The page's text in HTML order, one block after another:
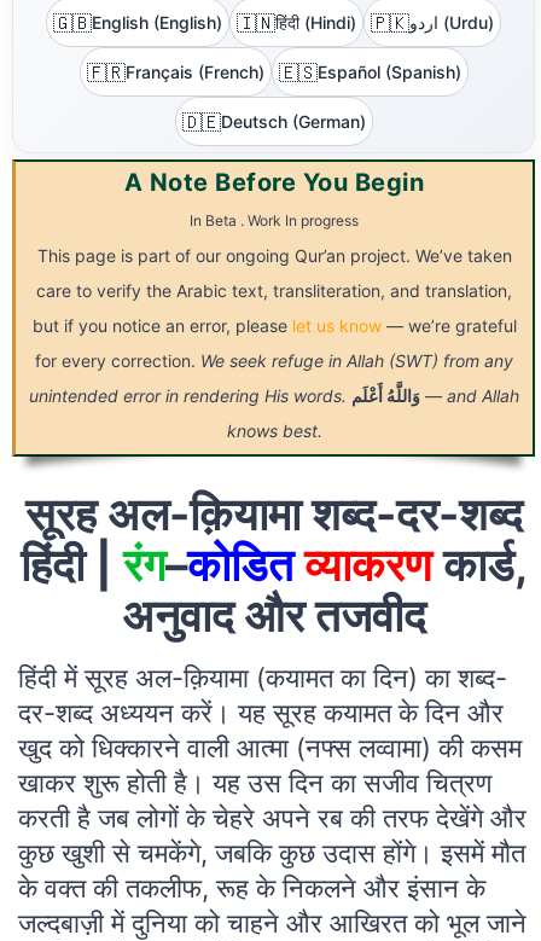
🇬🇧English (English) 🇮🇳हिंदी (Hindi) 🇵🇰 اردو (Urdu)
🇫🇷Français (French) 🇪🇸Español (Spanish)
🇩🇪Deutsch (German)
A Note Before You Begin
In Beta . Work In progress
This page is part of our ongoing Qur’an project. We’ve taken
care to verify the Arabic text, transliteration, and translation,
but if you notice an error, please let us know— we’re grateful
for every correction. We seek refuge in Allah (SWT) from any
unintended error in rendering His words.
وَاللَّهُ أَعْلَم
— and Allah
knows best.
सूरह अल-क़ियामा शब्द-दर-शब्द
हिंदी |रंग–कोडित व्याकरणकार्ड,
अनुवाद और तजवीद
हिंदी में सूरह अल-क़ियामा (कयामत का दिन) का शब्द-
दर-शब्द अध्ययन करें। यह सूरह कयामत के दिन और
खुद को धिक्कारने वाली आत्मा (नफ्स लव्वामा) की कसम
खाकर शुरू होती है। यह उस दिन का सजीव चित्रण
करती है जब लोगों के चेहरे अपने रब की तरफ देखेंगे और
कुछ खुशी से चमकेंगे, जबकि कुछ उदास होंगे। इसमें मौत
के वक्त की तकलीफ, रूह के निकलने और इंसान के
जल्दबाज़ी में दुनिया को चाहने और आखिरत को भूल जाने